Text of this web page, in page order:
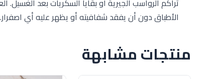
الأطباق دون أن يفقد شفافيته أو يظهر عليه أي اصفرار.
منتجات مشابهة